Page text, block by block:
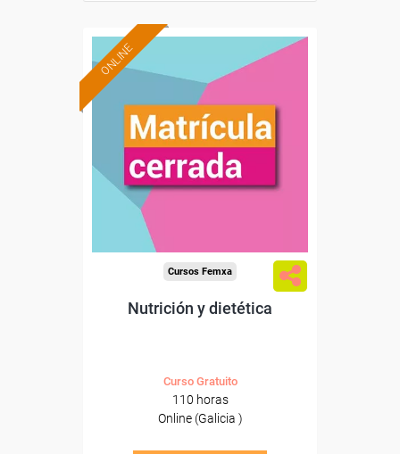
ONLINE
Cursos Femxa
Nutrición y dietética
Curso Gratuito
110 horas
Online (Galicia )